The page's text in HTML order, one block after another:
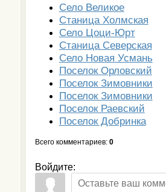
Село Великое
Станица Холмская
Село Цоци-Юрт
Станица Северская
Село Новая Усмань
Поселок Орловский
Поселок Зимовники
Поселок Зимовники
Поселок Раевский
Поселок Добринка
Всего комментариев: 0
Войдите: